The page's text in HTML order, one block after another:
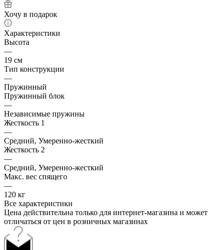
Хочу в подарок
Характеристики
Высота
—
19 см
Тип конструкции
—
Пружинный
Пружинный блок
—
Независимые пружины
Жесткость 1
—
Средний, Умеренно-жесткий
Жесткость 2
—
Средний, Умеренно-жесткий
Макс. вес спящего
—
120 кг
Все характеристики
Цена действительна только для интернет-магазина и может
отличаться от цен в розничных магазинах